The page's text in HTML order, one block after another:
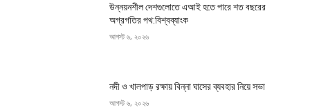
উন্নয়নশীল দেশগুলোতে এআই হতে পারে শত বছরের
অগ্রগতির পথ:বিশ্বব্যাংক
আগস্ট ৬, ২০২৬
নদী ও খালপাড় রক্ষায় বিন্না ঘাসের ব্যবহার নিয়ে সভা
আগস্ট ৬, ২০২৬